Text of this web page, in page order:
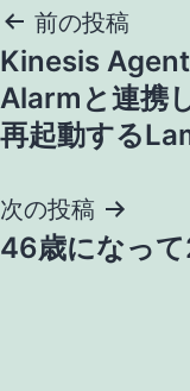
投
稿
ナ
ビ
ゲ
前の投稿
Kinesis
Alarmと連携
再起動する
次の投稿
46歳になっ